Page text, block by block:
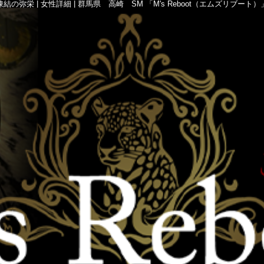
結の弥栄 | 女性詳細 | 群馬県 高崎 SM 「M's Reboot（エムズリブート）」